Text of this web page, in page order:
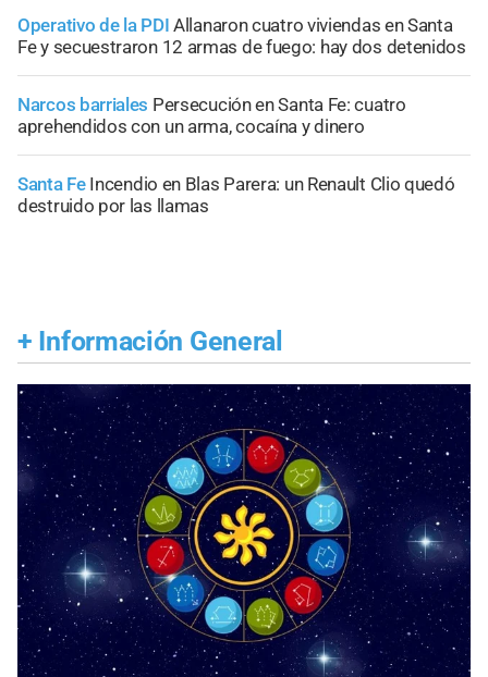
Operativo de la PDI Allanaron cuatro viviendas en Santa
Fe y secuestraron 12 armas de fuego: hay dos detenidos
Narcos barriales Persecución en Santa Fe: cuatro
aprehendidos con un arma, cocaína y dinero
Santa Fe Incendio en Blas Parera: un Renault Clio quedó
destruido por las llamas
+ Información General